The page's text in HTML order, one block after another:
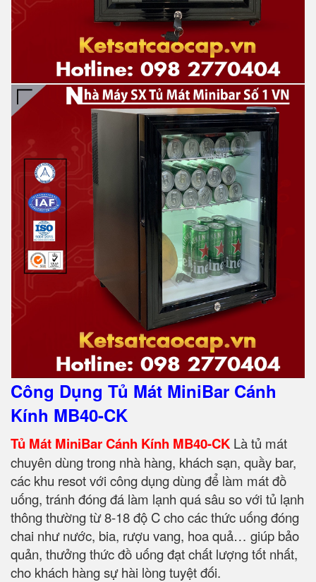
Công Dụng Tủ Mát MiniBar Cánh
Kính MB40-CK
Tủ Mát MiniBar Cánh Kính MB40-CK Là tủ mát
chuyên dùng trong nhà hàng, khách sạn, quầy bar,
các khu resot với công dụng dùng để làm mát đồ
uống, tránh đóng đá làm lạnh quá sâu so với tủ lạnh
thông thường từ 8-18 độ C cho các thức uống đóng
chai như nước, bia, rượu vang, hoa quả… giúp bảo
quản, thưởng thức đồ uống đạt chất lượng tốt nhất,
cho khách hàng sự hài lòng tuyệt đối.